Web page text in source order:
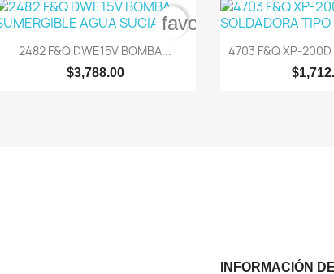
 Vista rápida
2482 F&Q DWE15V BOMBA...
$3,788.00
favorite_border
 Vista
4703 F&Q XP-200D
INFORMACIÓN